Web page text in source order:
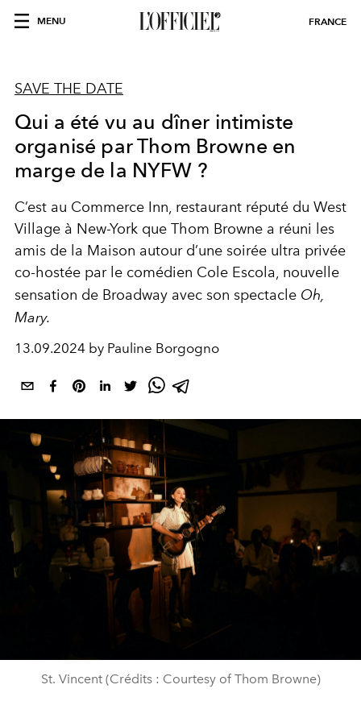
MENU FRANCE
SAVE THE DATE
Qui a été vu au dîner intimiste
organisé par Thom Browne en
marge de la NYFW ?
C’est au Commerce Inn, restaurant réputé du West
Village à New-York que Thom Browne a réuni les
amis de la Maison autour d’une soirée ultra privée
co-hostée par le comédien Cole Escola, nouvelle
sensation de Broadway avec son spectacle Oh,
Mary.
13.09.2024 by Pauline Borgogno
St. Vincent (Crédits : Courtesy of Thom Browne)